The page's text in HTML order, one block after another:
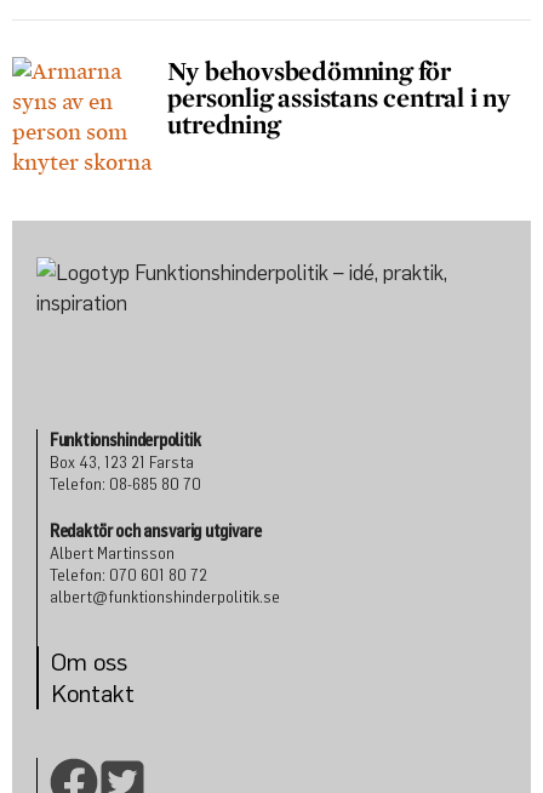
Ny behovsbedömning för
personlig assistans central i ny
utredning
Funktionshinderpolitik
Box 43, 123 21 Farsta
Telefon: 08-685 80 70
Redaktör och ansvarig utgivare
Albert Martinsson
Telefon: 070 601 80 72
albert@funktionshinderpolitik.se
Om oss
Kontakt